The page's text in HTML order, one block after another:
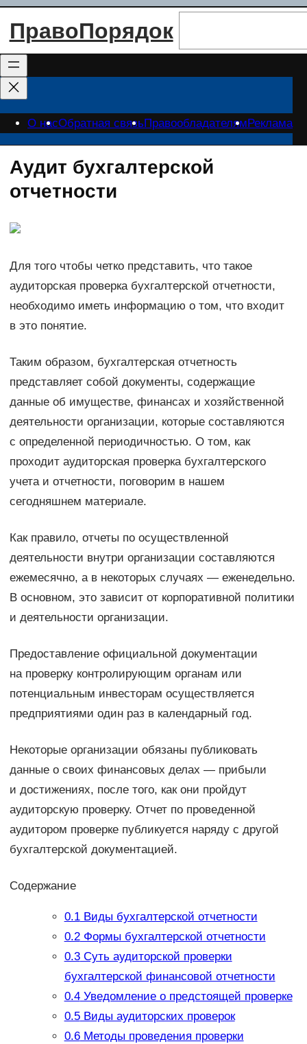
Перейти
ПравоПорядок
О насОбратная связьПравообладателямРеклама
Аудит бухгалтерской
отчетности
Для того чтобы четко представить, что такое
аудиторская проверка бухгалтерской отчетности,
необходимо иметь информацию о том, что входит
в это понятие.
Таким образом, бухгалтерская отчетность
представляет собой документы, содержащие
данные об имуществе, финансах и хозяйственной
деятельности организации, которые составляются
с определенной периодичностью. О том, как
проходит аудиторская проверка бухгалтерского
учета и отчетности, поговорим в нашем
сегодняшнем материале.
Как правило, отчеты по осуществленной
деятельности внутри организации составляются
ежемесячно, а в некоторых случаях — еженедельно.
В основном, это зависит от корпоративной политики
и деятельности организации.
Предоставление официальной документации
на проверку контролирующим органам или
потенциальным инвесторам осуществляется
предприятиями один раз в календарный год.
Некоторые организации обязаны публиковать
данные о своих финансовых делах — прибыли
и достижениях, после того, как они пройдут
аудиторскую проверку. Отчет по проведенной
аудитором проверке публикуется наряду с другой
бухгалтерской документацией.
Содержание
0.1Виды бухгалтерской отчетности
0.2Формы бухгалтерской отчетности
0.3Суть аудиторской проверки
бухгалтерской финансовой отчетности
0.4Уведомление о предстоящей проверке
0.5Виды аудиторских проверок
0.6Методы проведения проверки